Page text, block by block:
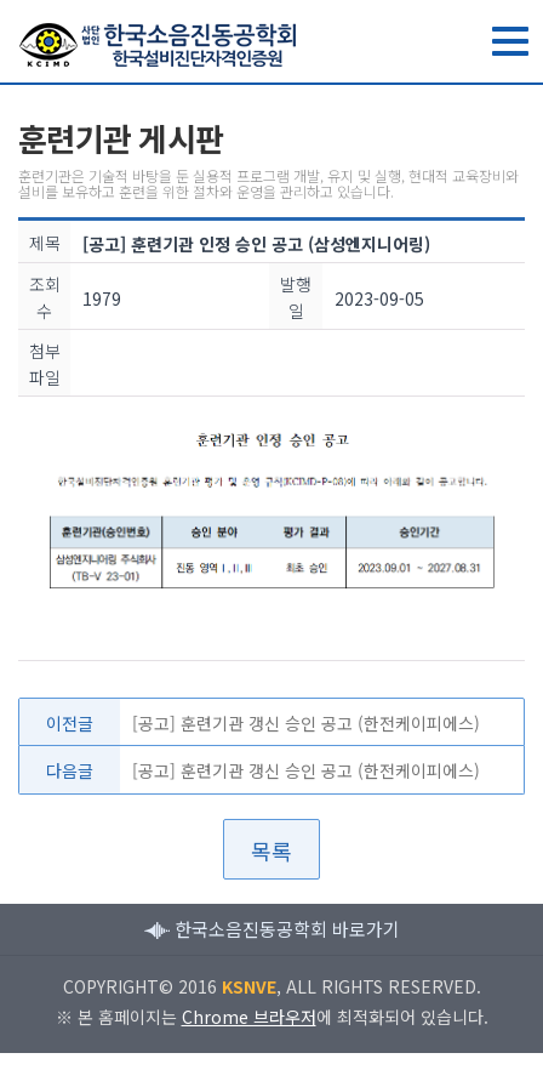
toggle
훈련기관 게시판
훈련기관은 기술적 바탕을 둔 실용적 프로그램 개발, 유지 및 실행, 현대적 교육장비와
설비를 보유하고 훈련을 위한 절차와 운영을 관리하고 있습니다.
제목
[공고] 훈련기관 인정 승인 공고 (삼성엔지니어링)
조회
수
1979
발행
일
2023-09-05
첨부
파일
이전글
[공고] 훈련기관 갱신 승인 공고 (한전케이피에스)
다음글
[공고] 훈련기관 갱신 승인 공고 (한전케이피에스)
목록
한국소음진동공학회 바로가기
COPYRIGHT© 2016 KSNVE, ALL RIGHTS RESERVED.
※ 본 홈페이지는 Chrome 브라우저에 최적화되어 있습니다.